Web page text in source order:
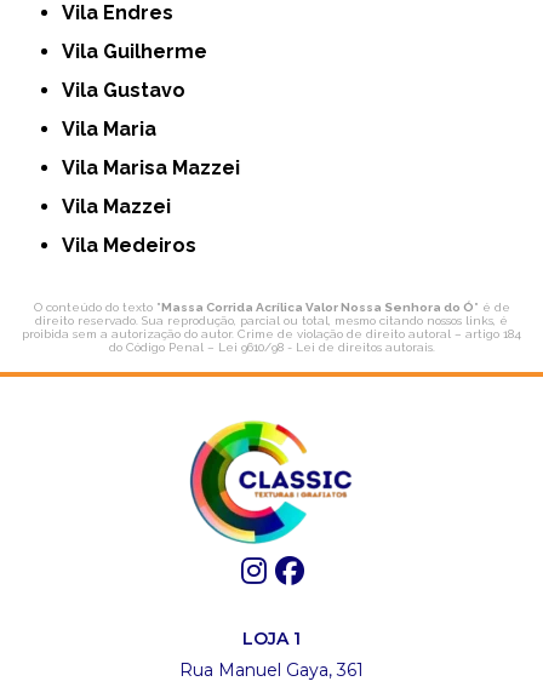
Vila Endres
Vila Guilherme
Vila Gustavo
Vila Maria
Vila Marisa Mazzei
Vila Mazzei
Vila Medeiros
O conteúdo do texto "Massa Corrida Acrílica Valor Nossa Senhora do Ó" é de
direito reservado. Sua reprodução, parcial ou total, mesmo citando nossos links, é
proibida sem a autorização do autor. Crime de violação de direito autoral – artigo 184
do Código Penal – Lei 9610/98 - Lei de direitos autorais.
LOJA 1
Rua Manuel Gaya, 361